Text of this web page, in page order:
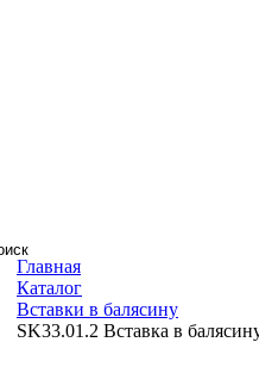
Главная
Каталог
Вставки в балясину
SK33.01.2 Вставка в